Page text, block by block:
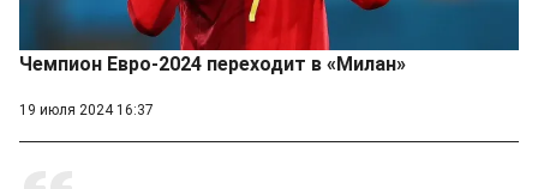
Чемпион Евро-2024 переходит в «Милан»
19 июля 2024 16:37